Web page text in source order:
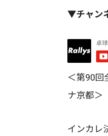
▼チャン
＜第90
ナ京都＞
インカレ